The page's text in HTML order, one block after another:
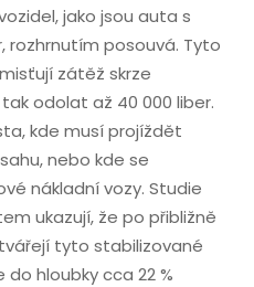
jako jsou auta s
rozhrnutím posouvá. Tyto
zátěž skrze
odolat až 40 000 liber.
kde musí projíždět
nebo kde se
nákladní vozy. Studie
ukazují, že po přibližně
tyto stabilizované
hloubky cca 22 %